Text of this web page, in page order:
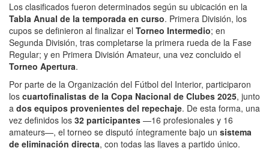
Los clasificados fueron determinados según su ubicación en la
Tabla Anual de la temporada en curso. Primera División, los
cupos se definieron al finalizar el Torneo Intermedio; en
Segunda División, tras completarse la primera rueda de la Fase
Regular; y en Primera División Amateur, una vez concluido el
Torneo Apertura.
Por parte de la Organización del Fútbol del Interior, participaron
los cuartofinalistas de la Copa Nacional de Clubes 2025, junto
a dos equipos provenientes del repechaje. De esta forma, una
vez definidos los 32 participantes —16 profesionales y 16
amateurs—, el torneo se disputó íntegramente bajo un sistema
de eliminación directa, con todas las llaves a partido único.